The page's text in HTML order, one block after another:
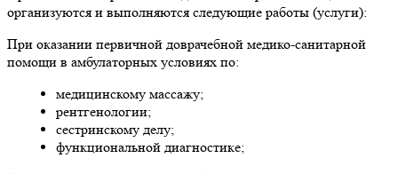
организуются и выполняются следующие работы (услуги):
При оказании первичной доврачебной медико-санитарной
помощи в амбулаторных условиях по:
медицинскому массажу;
рентгенологии;
сестринскому делу;
функциональной диагностике;